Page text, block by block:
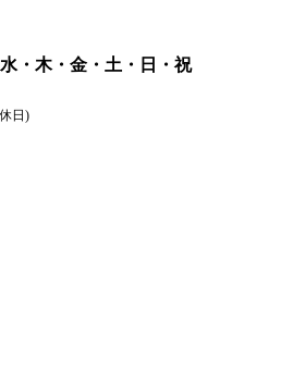
・木・金・土・日・祝
日)